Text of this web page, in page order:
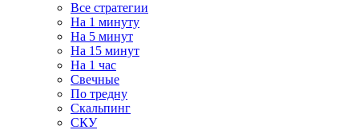
Все стратегии
На 1 минуту
На 5 минут
На 15 минут
На 1 час
Свечные
По тредну
Скальпинг
СКУ